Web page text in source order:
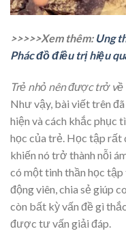
>>>>>Xem thêm: Ung
Phác đồ điều trị hiệu
Trẻ nhỏ nên được trở
Như vậy, bài viết trên
hiện và cách khắc phục
học của trẻ. Học tập rất
khiến nó trở thành nỗi
có một tinh thần học
động viên, chia sẻ giúp
còn bất kỳ vấn đề gì
được tư vấn giải đáp.